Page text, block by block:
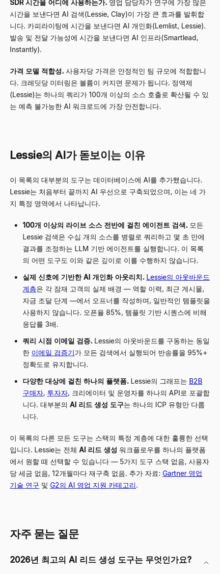
SDR 시간을 어디에 사용하는가. 영업 담당자가 연구에 가장 많은
시간을 보낸다면 AI 검색(Lessie, Clay)이 가장 큰 효과를 발휘합
니다. 카피라이팅에 시간을 보낸다면 AI 개인화(Lemlist, Lessie).
발송 및 전달 가능성에 시간을 보낸다면 AI 인프라(Smartlead,
Instantly).
가격 모델 적합성. 사용자당 가격은 안정적인 팀 규모에 적합합니
다. 크레딧당 미터링은 볼륨이 커지면 문제가 됩니다. 정액제
(Lessie)는 하나의 쿼리가 100개 이상의 소스 호출로 확산될 수 있
는 예측 불가능한 AI 워크로드에 가장 안전합니다.
Lessie의 AI가 돋보이는 이유
이 목록의 대부분의 도구는 데이터베이스에 AI를 추가했습니다.
Lessie는 처음부터 끝까지 AI 우선으로 구축되었으며, 이는 네 가
지 특정 영역에서 나타납니다.
100개 이상의 라이브 소스 전반에 걸친 에이전트 검색. 모든
Lessie 검색은 수십 개의 소스를 병렬로 쿼리하고 몇 초 만에
결과를 조정하는 LLM 기반 에이전트를 실행합니다. 이 목록
의 어떤 도구도 이와 같은 깊이로 이를 수행하지 않습니다.
실제 신호에 기반한 AI 개인화 아웃리치. Lessie의 아웃바운드
계층은 각 잠재 고객의 실제 배경 — 역할 이력, 최근 게시물,
자금 조달 단계 —에서 오프너를 작성하며, 일반적인 템플릿을
사용하지 않습니다. 오픈율 85%, 템플릿 기반 시퀀스에 비해
응답률 3배.
쿼리 시점 이메일 검증. Lessie의 아웃바운드를 구동하는 동일
한 이메일 검증기가 모든 검색에서 실행되어 반송률을 95%+
정확도로 유지합니다.
다양한 대상에 걸친 하나의 플랫폼. Lessie의 그래프는 B2B
구매자, 투자자, 크리에이터 및 운영자를 하나의 API로 포괄합
니다. 대부분의 AI 리드 생성 도구는 하나의 ICP 유형만 다룹
니다.
이 목록의 다른 모든 도구는 스택의 특정 계층에 대한 훌륭한 선택
입니다. Lessie는 전체 AI 리드 생성 워크플로우를 하나의 플랫폼
에서 원할 때 선택할 수 있습니다 — 5가지 도구 스택 없음, 사용자
당 세금 없음, 12개월마다 재구축 없음. 추가 자료: Gartner 영업
기술 연구 및 G2의 AI 영업 지원 카테고리.
자주 묻는 질문
2026년 최고의 AI 리드 생성 도구는 무엇인가요?